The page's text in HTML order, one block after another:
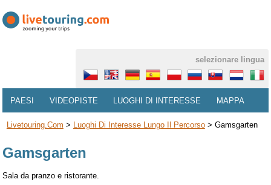
selezionare lingua
PAESI VIDEOPISTE LUOGHI DI INTERESSE MAPPA
Livetouring.com > Luoghi Di Interesse Lungo Il Percorso> Gamsgarten
Gamsgarten
Sala da pranzo e ristorante.